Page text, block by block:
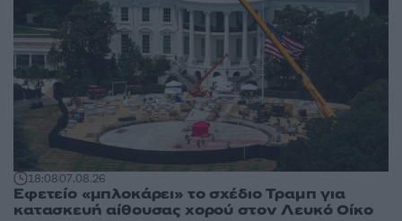
18:0807.08.26
Εφετείο «μπλοκάρει» το σχέδιο Τραμπ για
κατασκευή αίθουσας χορού στον Λευκό Οίκο